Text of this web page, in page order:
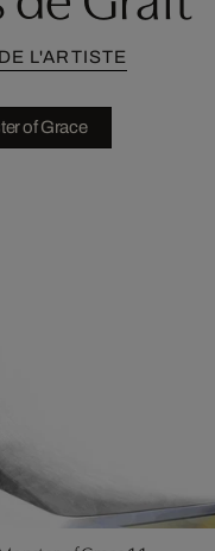
L'ARTISTE
of Grace